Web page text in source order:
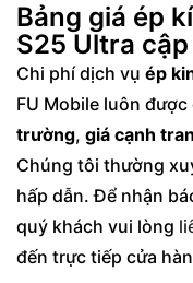
5 bước kiểm tra
kính Samsung
Công nghệ ép
Kiểm tra độ kín
Khi nào cần thay
ultra?
3 dấu hiệu
Rủi ro khi trì
Bảng giá ép
S25 Ultra
Chi phí dịch vụ ép
FU Mobile luôn
trường, giá cạnh
Chúng tôi thường
hấp dẫn. Để nhận
quý khách vui lòng
đến trực tiếp cửa